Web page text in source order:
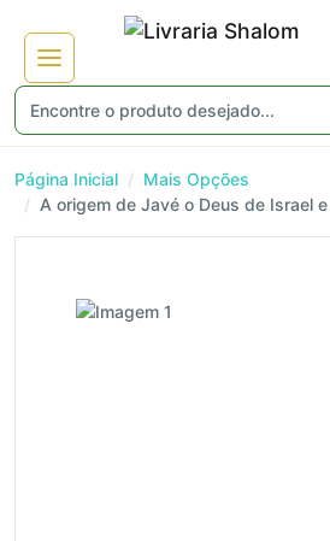
Página Inicial
Mais Opções
A origem de Javé o Deus de Israel